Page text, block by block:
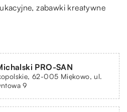
zabawki kreatywne
PRO-SAN
62-005 Miękowo, ul.
9